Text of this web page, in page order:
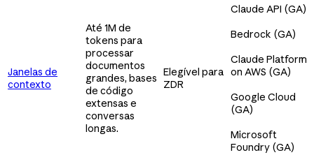
Janelas de
contexto
Até 1M de
tokens para
processar
documentos
grandes, bases
de código
extensas e
conversas
longas.
Elegível para
ZDR
Claude API (GA)
Bedrock (GA)
Claude Platform
on AWS (GA)
Google Cloud
(GA)
Microsoft
Foundry (GA)